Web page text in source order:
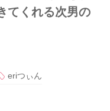
てくれる次男の
eriつぃん